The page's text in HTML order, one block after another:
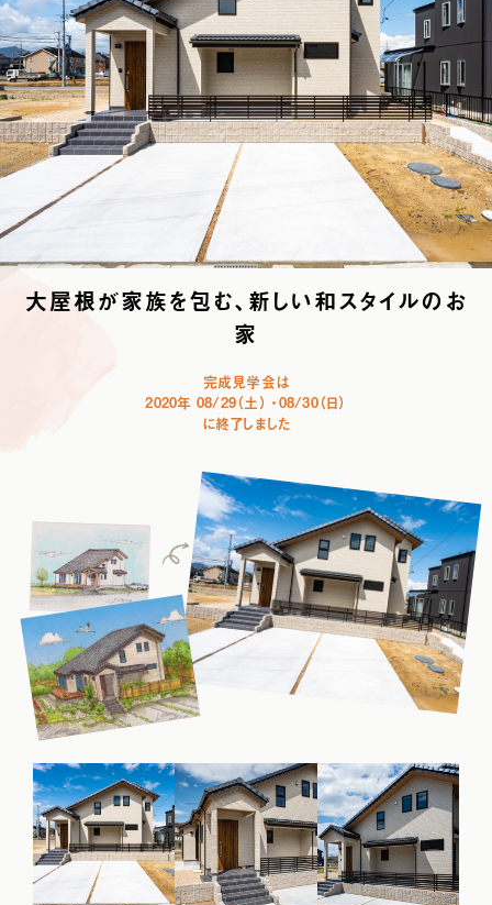
大屋根が家族を包む、新しい和スタイルのお
家
完成見学会は
2020年 08/29（土） ・08/30（日）
に終了しました